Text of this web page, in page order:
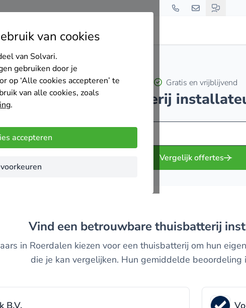
van cookies
van Solvari.
gebruiken door je
op ‘Alle cookies accepteren’ te
van alle cookies, zoals
.
accepteren
Roerdalen
Gratis en vrijblijvend
Top 20 thuisbatterij
Vergelijk offertes
Vind een betrouwbare thuisbatterij
in Roerdalen kiezen voor een thuisbatterij om hun
die je kan vergelijken. Hun gemiddelde
B.V.